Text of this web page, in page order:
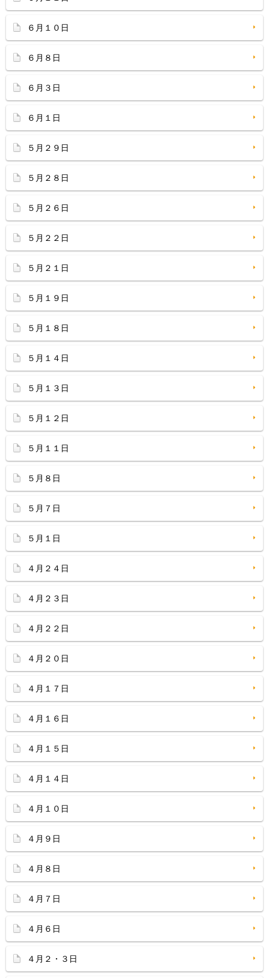
６月１０日
６月８日
６月３日
６月１日
５月２９日
５月２８日
５月２６日
５月２２日
５月２１日
５月１９日
５月１８日
５月１４日
５月１３日
５月１２日
５月１１日
５月８日
５月７日
５月１日
４月２４日
４月２３日
４月２２日
４月２０日
４月１７日
４月１６日
４月１５日
４月１４日
４月１０日
４月９日
４月８日
４月７日
４月６日
４月２・３日